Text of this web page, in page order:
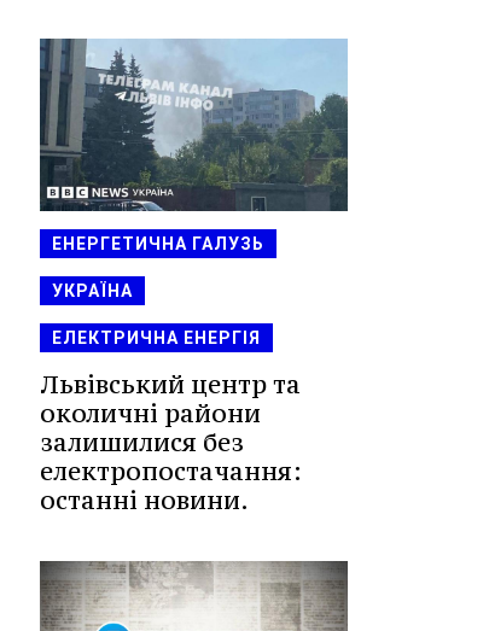
ЕНЕРГЕТИЧНА ГАЛУЗЬ
УКРАЇНА
ЕЛЕКТРИЧНА ЕНЕРГІЯ
Львівський центр та
околичні райони
залишилися без
електропостачання:
останні новини.